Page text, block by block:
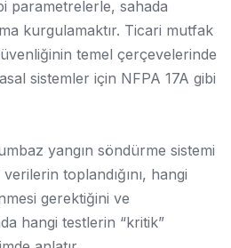
parametrelerle, sahada
kurgulamaktır. Ticari mutfak
temel çerçevelerinde
sistemler için NFPA 17A gibi
yangın söndürme sistemi
toplandığını, hangi
gerektiğini ve
hangi testlerin “kritik”